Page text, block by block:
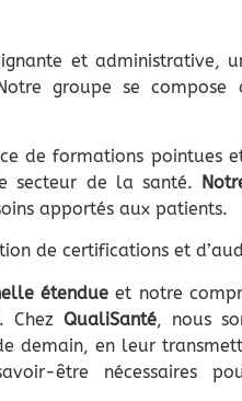
et administrative,
groupe se compose
de formations pointues
secteur de la santé.
apportés aux patients.
de certifications et
étendue et notre
Chez QualiSanté, nous
demain, en leur
être nécessaires